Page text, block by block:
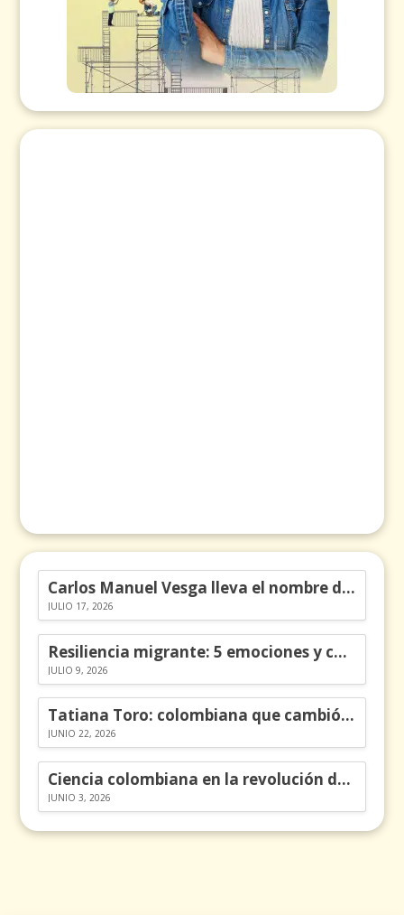
Carlos Manuel Vesga lleva el nombre de Colombia a los Emmy
JULIO 17, 2026
Resiliencia migrante: 5 emociones y cómo gestionarlas
JULIO 9, 2026
Tatiana Toro: colombiana que cambió la historia de las matemáticas
JUNIO 22, 2026
Ciencia colombiana en la revolución de los órganos en chips
JUNIO 3, 2026